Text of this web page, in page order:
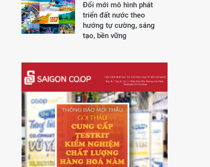
Đổi mới mô hình phát
triển đất nước theo
hướng tự cường, sáng
tạo, bền vững